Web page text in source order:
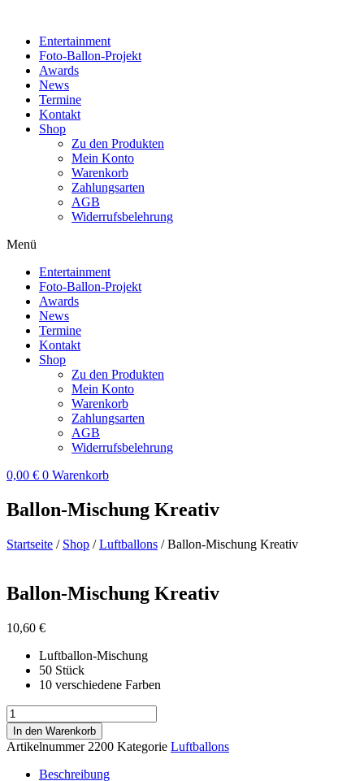
wechselnEntertainment
Foto-Ballon-Projekt
Awards
News
Termine
Kontakt
Shop
Zu den Produkten
Mein Konto
Warenkorb
Zahlungsarten
AGB
Widerrufsbelehrung
Menü
Entertainment
Foto-Ballon-Projekt
Awards
News
Termine
Kontakt
Shop
Zu den Produkten
Mein Konto
Warenkorb
Zahlungsarten
AGB
Widerrufsbelehrung
0,00 € 0 Warenkorb
Ballon-Mischung Kreativ
Startseite / Shop /Luftballons / Ballon-Mischung Kreativ
Ballon-Mischung Kreativ
10,60 €
Luftballon-Mischung
50 Stück
10 verschiedene Farben
Ballon-
Mischung
Kreativ
Menge
In den Warenkorb
Artikelnummer 2200 Kategorie Luftballons
Beschreibung